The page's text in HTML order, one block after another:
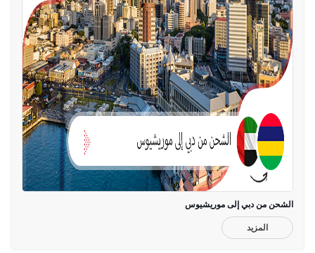
الشحن من دبي إلى موريشيوس
المزيد